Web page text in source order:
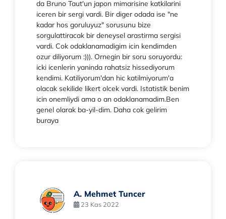
da Bruno Taut'un japon mimarisine katkilarini
iceren bir sergi vardi. Bir diger odada ise "ne
kadar hos goruluyuz" sorusunu bize
sorgulattiracak bir deneysel arastirma sergisi
vardi. Cok odaklanamadigim icin kendimden
ozur diliyorum :))). Ornegin bir soru soruyordu:
icki icenlerin yaninda rahatsiz hissediyorum
kendimi. Katiliyorum'dan hic katilmiyorum'a
olacak sekilide likert olcek vardi. Istatistik benim
icin onemliydi ama o an odaklanamadim.Ben
genel olarak ba-yil-dim. Daha cok gelirim
buraya
A. Mehmet Tuncer
23 Kas 2022